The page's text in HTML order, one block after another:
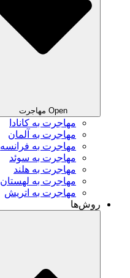
Open مهاجرت
مهاجرت به کانادا
مهاجرت به آلمان
مهاجرت به فرانسه
مهاجرت به سوئد
مهاجرت به هلند
مهاجرت به لهستان
مهاجرت به اتریش
روش‌ها